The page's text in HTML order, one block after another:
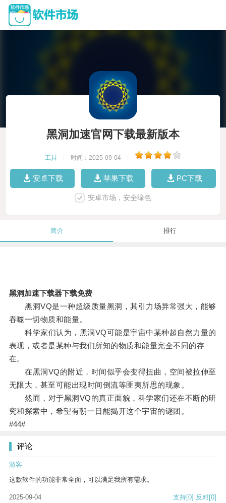
黑洞加速官网下载最新版本
工具 时间：2025-09-04
安卓下载 苹果下载 PC下载
安卓市场，安全绿色
简介 排行
黑洞加速下载器下载免费
黑洞VQ是一种超级质量黑洞，其引力场异常强大，能够
吞噬一切物质和能量。
科学家们认为，黑洞VQ可能是宇宙中某种超自然力量的
表现，或者是某种与我们所知的物质和能量完全不同的存
在。
在黑洞VQ的附近，时间似乎会变得扭曲，空间被拉伸至
无限大，甚至可能出现时间倒流等匪夷所思的现象。
然而，对于黑洞VQ的真正面貌，科学家们还在不断的研
究和探索中，希望有朝一日能揭开这个宇宙的谜团。
#44#
评论
游客
这款软件的功能非常全面，可以满足我所有需求。
2025-09-04 支持[0] 反对[0]